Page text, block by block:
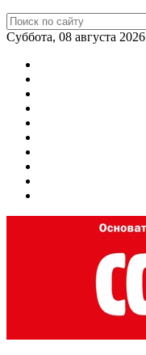
Суббота, 08 августа 2026